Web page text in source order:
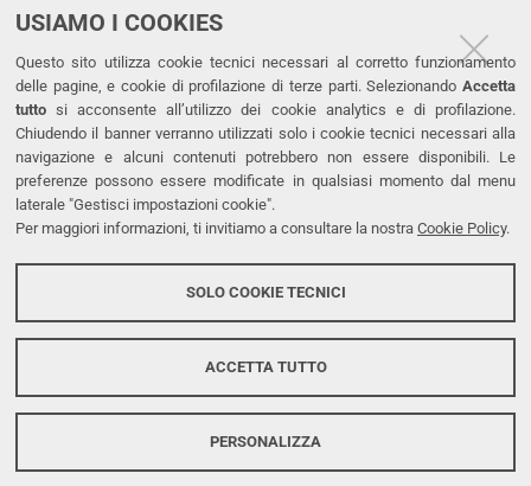
USIAMO I COOKIES
Questo sito utilizza cookie tecnici necessari al corretto funzionamento
delle pagine, e cookie di profilazione di terze parti. Selezionando Accetta
tutto si acconsente all’utilizzo dei cookie analytics e di profilazione.
Chiudendo il banner verranno utilizzati solo i cookie tecnici necessari alla
navigazione e alcuni contenuti potrebbero non essere disponibili. Le
preferenze possono essere modificate in qualsiasi momento dal menu
laterale "Gestisci impostazioni cookie".
Per maggiori informazioni, ti invitiamo a consultare la nostra Cookie Policy.
SOLO COOKIE TECNICI
ACCETTA TUTTO
PERSONALIZZA
CONTATTI
Tel. +39 0532 293111
Fax. +39 0532 293031
PEC
LINKS
Dichiarazione di accessibilità
Protezione dati personali